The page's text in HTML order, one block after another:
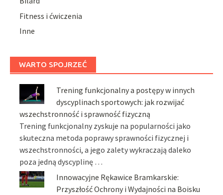
Fitness i ćwiczenia
Inne
WARTO SPOJRZEĆ
Trening funkcjonalny a postępy w innych
dyscyplinach sportowych: jak rozwijać
wszechstronność i sprawność fizyczną
Trening funkcjonalny zyskuje na popularności jako
skuteczna metoda poprawy sprawności fizycznej i
wszechstronności, a jego zalety wykraczają daleko
poza jedną dyscyplinę …
Innowacyjne Rękawice Bramkarskie:
Przyszłość Ochrony i Wydajności na Boisku